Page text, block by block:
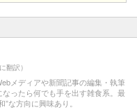
翻訳）
メディアや新聞記事の編集・執筆
ったら何でも手を出す雑食系。最
な方向に興味あり。